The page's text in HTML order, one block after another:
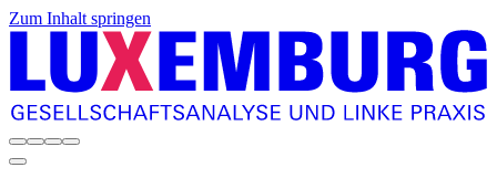
Zum Inhalt springen